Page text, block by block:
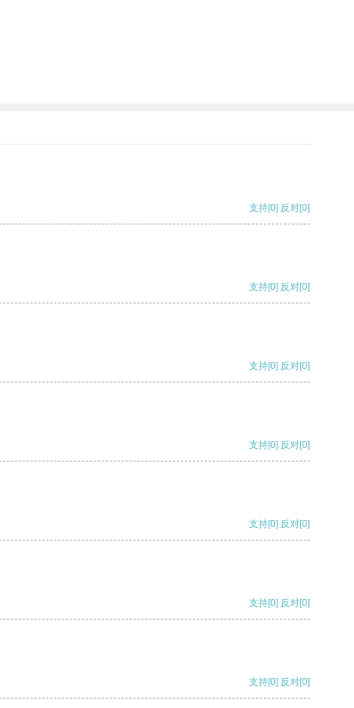
支持[0] 反对[0]
支持[0] 反对[0]
支持[0] 反对[0]
支持[0] 反对[0]
支持[0] 反对[0]
支持[0] 反对[0]
支持[0] 反对[0]